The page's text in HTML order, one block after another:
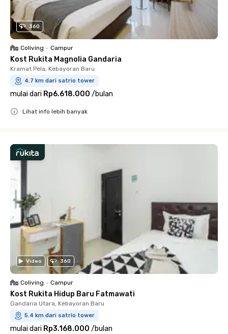
360
Coliving • Campur
Kost Rukita Magnolia Gandaria
Kramat Pela, Kebayoran Baru
4.7 km dari satrio tower
mulai dari Rp6.618.000 /bulan
Lihat info lebih banyak
Video 360
Coliving • Campur
Kost Rukita Hidup Baru Fatmawati
Gandaria Utara, Kebayoran Baru
5.4 km dari satrio tower
mulai dari Rp3.168.000 /bulan